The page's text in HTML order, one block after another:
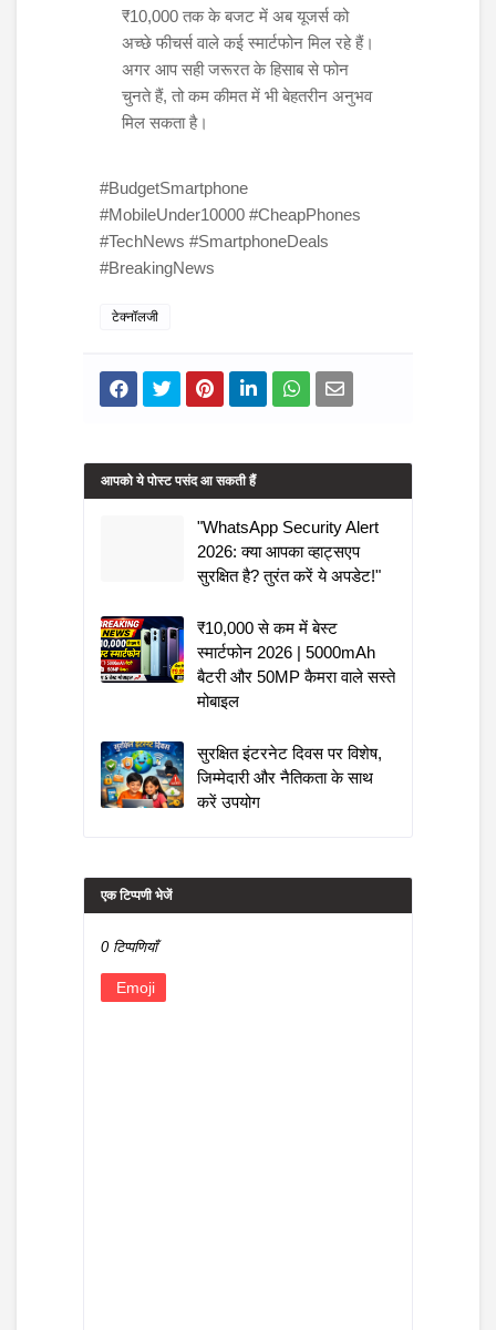
₹10,000 तक के बजट में अब यूजर्स को
अच्छे फीचर्स वाले कई स्मार्टफोन मिल रहे हैं।
अगर आप सही जरूरत के हिसाब से फोन
चुनते हैं, तो कम कीमत में भी बेहतरीन अनुभव
मिल सकता है।
#BudgetSmartphone
#MobileUnder10000 #CheapPhones
#TechNews #SmartphoneDeals
#BreakingNews
टेक्नॉलजी
आपको ये पोस्ट पसंद आ सकती हैं
"WhatsApp Security Alert
2026: क्या आपका व्हाट्सएप
सुरक्षित है? तुरंत करें ये अपडेट!"
₹10,000 से कम में बेस्ट
स्मार्टफोन 2026 | 5000mAh
बैटरी और 50MP कैमरा वाले सस्ते
मोबाइल
सुरक्षित इंटरनेट दिवस पर विशेष,
जिम्मेदारी और नैतिकता के साथ
करें उपयोग
एक टिप्पणी भेजें
0 टिप्पणियाँ
Emoji